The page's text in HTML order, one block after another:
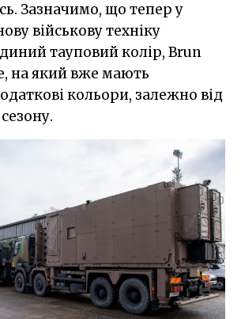
Зазначимо, що тепер у
військову техніку
тауповий колір, Brun
на який вже мають
кольори, залежно від